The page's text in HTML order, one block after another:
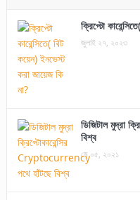
ক্রিপ্টো
জুলাই ২৭, ২০২৩
ডিজিটাল মুদ্রা
বিশ্ব
মে ০৫, ২০২১